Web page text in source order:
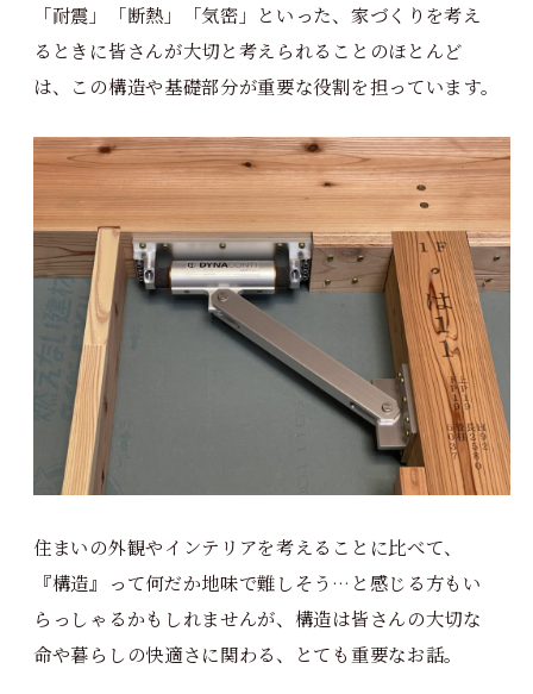
「耐震」「断熱」「気密」といった、家づくりを考え
るときに皆さんが大切と考えられることのほとんど
は、この構造や基礎部分が重要な役割を担っています。
住まいの外観やインテリアを考えることに比べて、
『構造』って何だか地味で難しそう…と感じる方もい
らっしゃるかもしれませんが、構造は皆さんの大切な
命や暮らしの快適さに関わる、とても重要なお話。